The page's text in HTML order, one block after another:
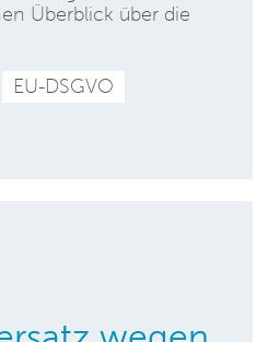
Überblick über die
EU-DSGVO